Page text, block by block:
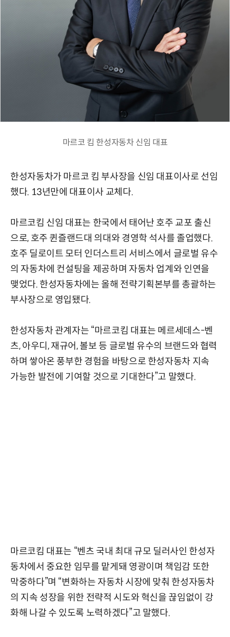
마르코 킴 한성자동차 신임 대표
한성자동차가 마르코 킴 부사장을 신임 대표이사로 선임
했다. 13년만에 대표이사 교체다.
마르코킴 신임 대표는 한국에서 태어난 호주 교포 출신
으로, 호주 퀸즐랜드대 의대와 경영학 석사를 졸업했다.
호주 딜로이트 모터 인더스트리 서비스에서 글로벌 유수
의 자동차에 컨설팅을 제공하며 자동차 업계와 인연을
맺었다. 한성자동차에는 올해 전략기획본부를 총괄하는
부사장으로 영입됐다.
한성자동차 관계자는 “마르코킴 대표는 메르세데스-벤
츠, 아우디, 재규어, 볼보 등 글로벌 유수의 브랜드와 협력
하며 쌓아온 풍부한 경험을 바탕으로 한성자동차 지속
가능한 발전에 기여할 것으로 기대한다”고 말했다.
마르코킴 대표는 “벤츠 국내 최대 규모 딜러사인 한성자
동차에서 중요한 임무를 맡게돼 영광이며 책임감 또한
막중하다”며 “변화하는 자동차 시장에 맞춰 한성자동차
의 지속 성장을 위한 전략적 시도와 혁신을 끊임없이 강
화해 나갈 수 있도록 노력하겠다”고 말했다.